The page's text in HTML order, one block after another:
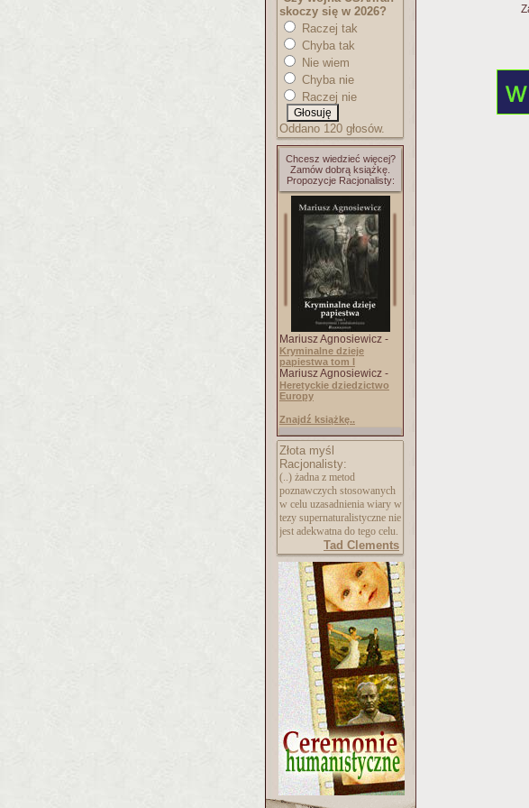
skoczy się w 2026?
Raczej tak
Chyba tak
Nie wiem
Chyba nie
Raczej nie
Oddano 120 głosów.
Chcesz wiedzieć więcej?
Zamów dobrą książkę.
Propozycje Racjonalisty:
Mariusz Agnosiewicz -
Kryminalne dzieje
papiestwa tom I
Mariusz Agnosiewicz -
Heretyckie dziedzictwo
Europy
Znajdź książkę..
Złota myśl
Racjonalisty:
(..) żadna z metod
poznawczych stosowanych
w celu uzasadnienia wiary w
tezy supernaturalistyczne nie
jest adekwatna do tego celu.
Tad Clements